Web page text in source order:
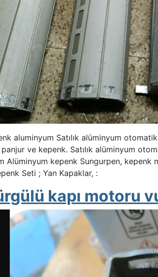
aluminyum Satılık alüminyum
ve kepenk. Satılık alüminyum
Alüminyum kepenk Sungurpen,
Seti ; Yan Kapaklar, :
kapı motoru